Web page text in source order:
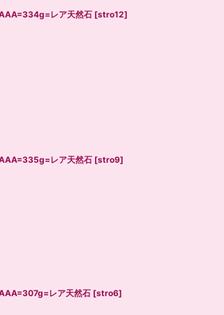
レア天然石 [stro12]
レア天然石 [stro9]
レア天然石 [stro6]